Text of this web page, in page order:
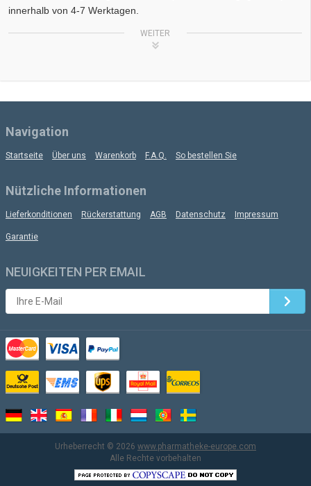
innerhalb von 4-7 Werktagen.
WEITER
Navigation
Startseite Über uns Warenkorb F.A.Q. So bestellen Sie
Nützliche Informationen
Lieferkonditionen Rückerstattung AGB Datenschutz Impressum
Garantie
NEUIGKEITEN PER EMAIL
Urheberrecht © 2026 www.pharmatheke-europe.com
Alle Rechte vorbehalten